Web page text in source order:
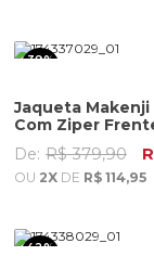
39%
Jaqueta Makenji
Com Ziper
Feminina Rosa
De: R$ 379,90
OU 2X DE R$ 114,95
42%